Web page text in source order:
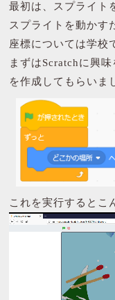
最初は、スプライト
スプライトを動かす
座標については学校
まずはScratchに興
を作成してもらいま
これを実行するとこ